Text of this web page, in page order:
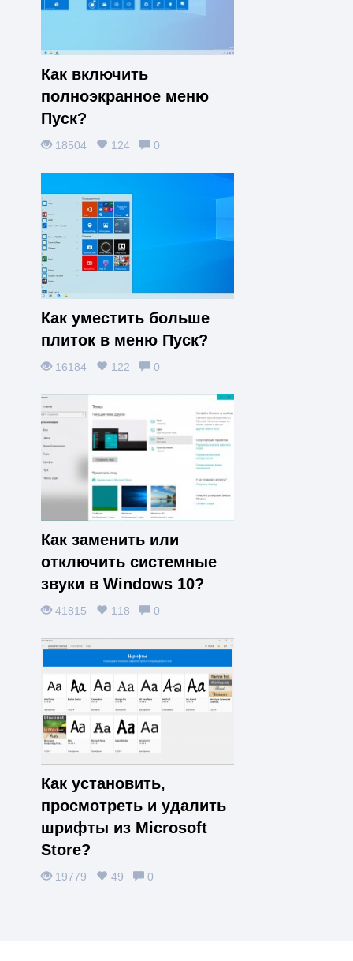
Как включить
полноэкранное меню
Пуск?
18504 124 0
Как уместить больше
плиток в меню Пуск?
16184 122 0
Как заменить или
отключить системные
звуки в Windows 10?
41815 118 0
Как установить,
просмотреть и удалить
шрифты из Microsoft
Store?
19779 49 0